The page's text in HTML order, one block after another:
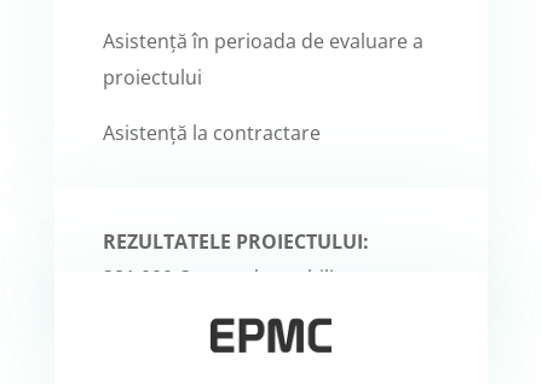
Asistență în perioada de evaluare a
proiectului
Asistență la contractare
REZULTATELE PROIECTULUI:
281.000 € nerambursabili